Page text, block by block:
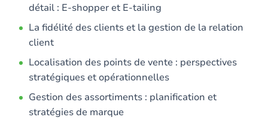
détail : E-shopper et E-tailing
La fidélité des clients et la gestion de la relation
client
Localisation des points de vente : perspectives
stratégiques et opérationnelles
Gestion des assortiments : planification et
stratégies de marque